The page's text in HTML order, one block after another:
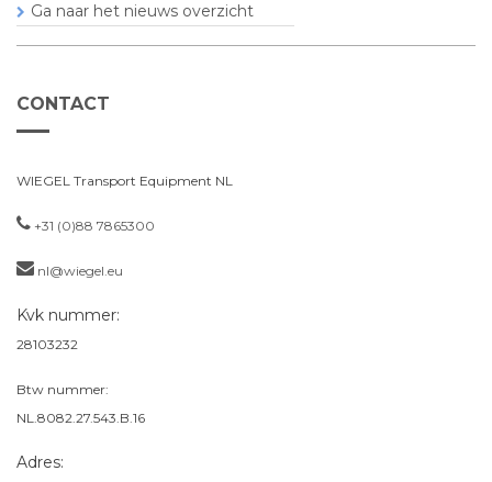
Ga naar het nieuws overzicht
CONTACT
WIEGEL Transport Equipment NL
+31 (0)88 7865300
nl@wiegel.eu
Kvk nummer:
28103232
Btw nummer:
NL.8082.27.543.B.16
Adres: